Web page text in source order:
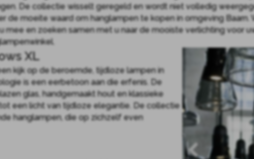
De collectie wisselt geregeld en wordt niet volledig
de moeite waard om hanglampen te kopen in omgeving
mee en zoeken samen met u naar de mooiste verlichting voor
XL
kijk op de beroemde, tijdloze lampen in
is een eerbetoon aan die erfenis. De
glas, handgemaakt hout en klassieke
een licht van tijdloze elegantie. De collectie
hanglampen, die op zichzelf even